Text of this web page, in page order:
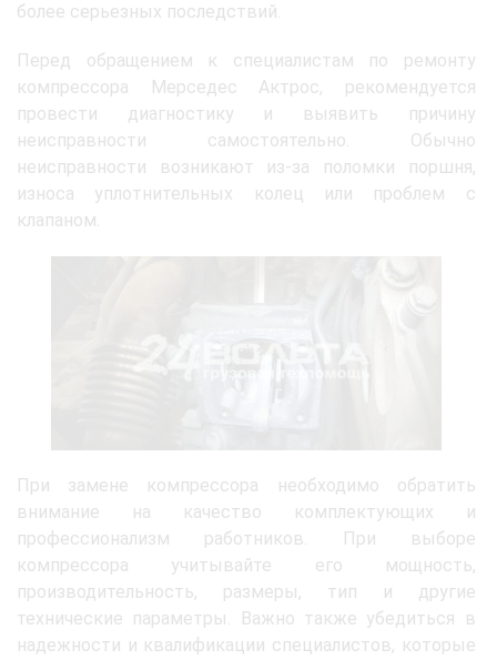
более серьезных последствий.
Перед обращением к специалистам по ремонту
компрессора Мерседес Актрос, рекомендуется
провести диагностику и выявить причину
неисправности самостоятельно. Обычно
неисправности возникают из-за поломки поршня,
износа уплотнительных колец или проблем с
клапаном.
При замене компрессора необходимо обратить
внимание на качество комплектующих и
профессионализм работников. При выборе
компрессора учитывайте его мощность,
производительность, размеры, тип и другие
технические параметры. Важно также убедиться в
надежности и квалификации специалистов, которые